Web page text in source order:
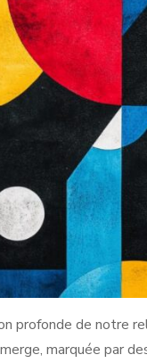
profonde de notre
marquée par